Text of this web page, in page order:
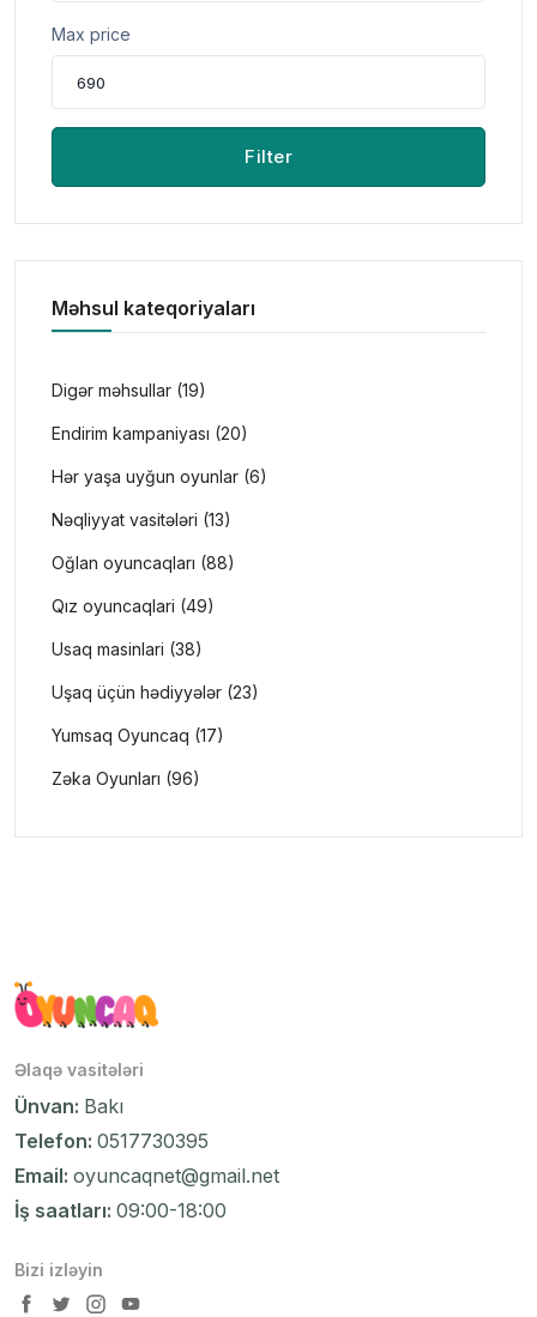
Max price
Filter
Məhsul kateqoriyaları
Digər məhsullar (19)
Endirim kampaniyası (20)
Hər yaşa uyğun oyunlar (6)
Nəqliyyat vasitələri (13)
Oğlan oyuncaqları (88)
Qız oyuncaqlari (49)
Usaq masinlari (38)
Uşaq üçün hədiyyələr (23)
Yumsaq Oyuncaq (17)
Zəka Oyunları (96)
Əlaqə vasitələri
Ünvan: Bakı
Telefon: 0517730395
Email: oyuncaqnet@gmail.net
İş saatları: 09:00-18:00
Bizi izləyin